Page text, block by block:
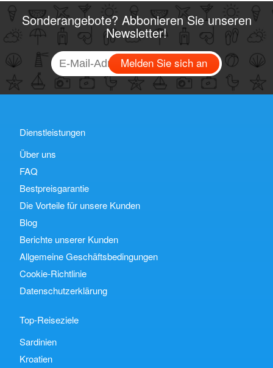
Sonderangebote? Abbonieren Sie unseren
Newsletter!
Melden Sie sich an
Dienstleistungen
Über uns
FAQ
Bestpreisgarantie
Die Vorteile für unsere Kunden
Blog
Berichte unserer Kunden
Allgemeine Geschäftsbedingungen
Cookie-Richtlinie
Datenschutzerklärung
Top-Reiseziele
Sardinien
Kroatien